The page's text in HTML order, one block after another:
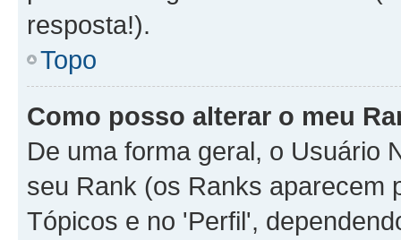
resposta!).
Topo
Como posso alterar o meu
De uma forma geral, o Usuário
seu Rank (os Ranks aparecem
Tópicos e no 'Perfil',